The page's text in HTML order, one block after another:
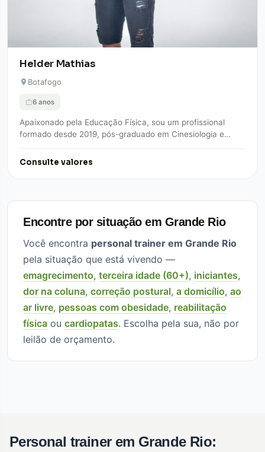
Helder Mathias
Botafogo
6 anos
Apaixonado pela Educação Física, sou um profissional
formado desde 2019, pós-graduado em Cinesiologia e
carioca, casado…
Consulte valores
Encontre por situação em Grande Rio
Você encontra personal trainer em Grande Rio
pela situação que está vivendo —
emagrecimento, terceira idade (60+), iniciantes,
dor na coluna, correção postural, a domicílio, ao
ar livre, pessoas com obesidade, reabilitação
física ou cardiopatas. Escolha pela sua, não por
leilão de orçamento.
Personal trainer em Grande Rio: